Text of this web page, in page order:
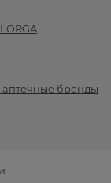
аптечные бренды